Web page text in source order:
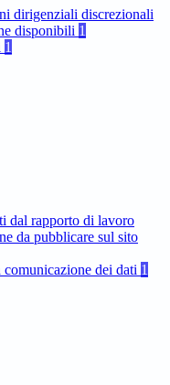
dirigenziali discrezionali
disponibili 1
1
dal rapporto di lavoro
da pubblicare sul sito
comunicazione dei dati 1